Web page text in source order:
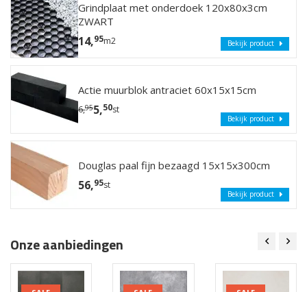
Grindplaat met onderdoek 120x80x3cm
ZWART
14,95m2 Bekijk product
Actie muurblok antraciet 60x15x15cm
6,955,50st
Bekijk product
Douglas paal fijn bezaagd 15x15x300cm
56,95st
Bekijk product
Onze aanbiedingen